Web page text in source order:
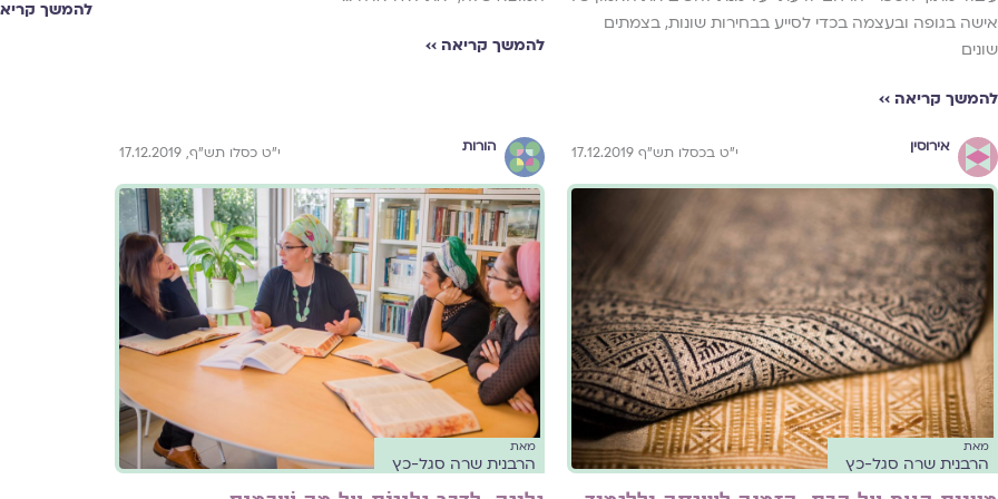
אישה בגופה ובעצמה בכדי לסייע בבחירות שונות, בצמתים
שונים
להמשך קריאה ››
להמשך קריאה ››
להמשך
אירוסין י"ט בכסלו תש"ף 17.12.2019
מאת
הרבנית שרה סגל-כץ
הורות י"ט כסלו תש"ף, 17.12.2019
מאת
הרבנית שרה סגל-כץ